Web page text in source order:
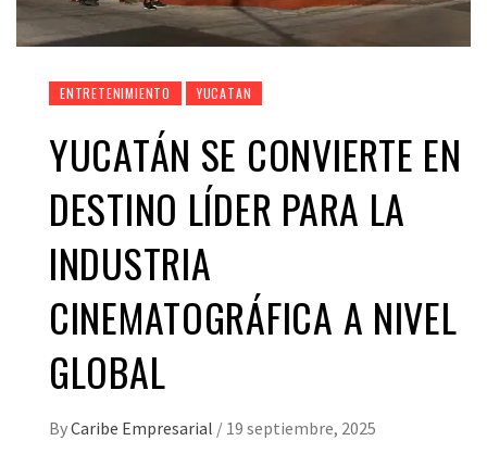
ENTRETENIMIENTO YUCATAN
YUCATÁN SE CONVIERTE EN
DESTINO LÍDER PARA LA
INDUSTRIA
CINEMATOGRÁFICA A NIVEL
GLOBAL
ByCaribe Empresarial / 19 septiembre, 2025